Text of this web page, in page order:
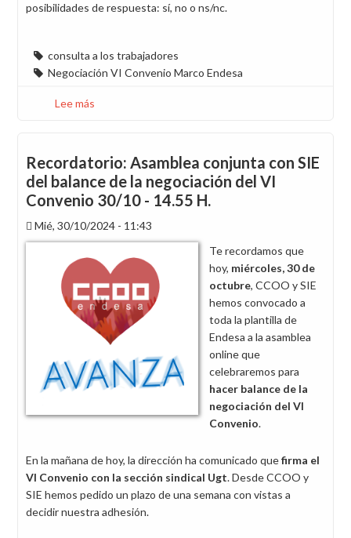
posibilidades de respuesta: sí, no o ns/nc.
consulta a los trabajadores
Negociación VI Convenio Marco Endesa
Lee más
VI
Convenio
Recordatorio: Asamblea conjunta con SIE
del balance de la negociación del VI
Convenio 30/10 - 14.55 H.
Mié, 30/10/2024 - 11:43
Te recordamos que
hoy, miércoles, 30 de
octubre, CCOO y SIE
hemos convocado a
toda la plantilla de
Endesa a la asamblea
online que
celebraremos para
hacer balance de la
negociación del VI
Convenio.
En la mañana de hoy, la dirección ha comunicado quefirma el
VI Convenio con la sección sindical Ugt. Desde CCOO y
SIE hemos pedido un plazo de una semana con vistas a
decidir nuestra adhesión.